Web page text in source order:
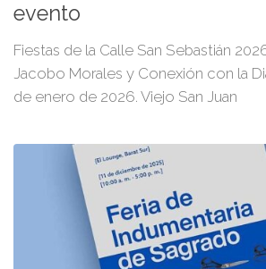
evento
Fiestas de la Calle San Sebastián
Jacobo Morales y Conexión con la
de enero de 2026. Viejo San Juan